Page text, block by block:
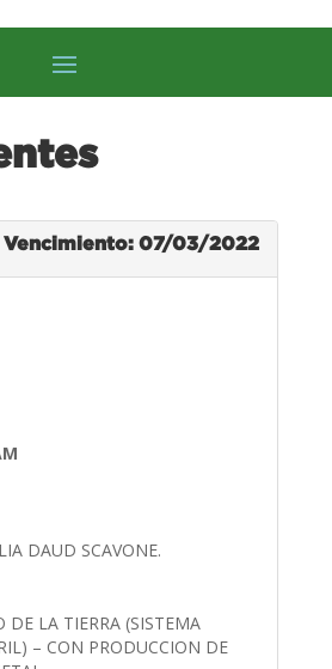
Vencimiento: 07/03/2022
DAUD SCAVONE.
DE LA TIERRA (SISTEMA
– CON PRODUCCION DE